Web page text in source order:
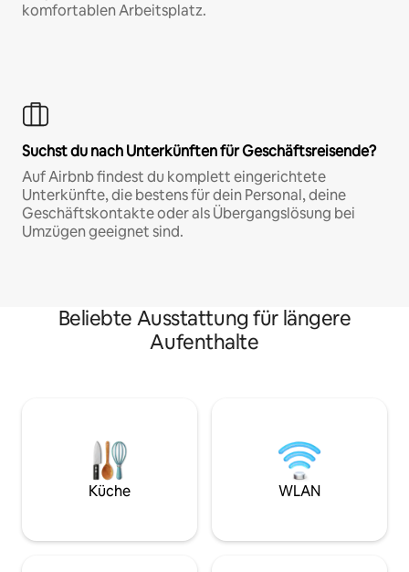
komfortablen Arbeitsplatz.
Suchst du nach Unterkünften für Geschäftsreisende?
Auf Airbnb findest du komplett eingerichtete
Unterkünfte, die bestens für dein Personal, deine
Geschäftskontakte oder als Übergangslösung bei
Umzügen geeignet sind.
Beliebte Ausstattung für längere
Aufenthalte
Küche WLAN